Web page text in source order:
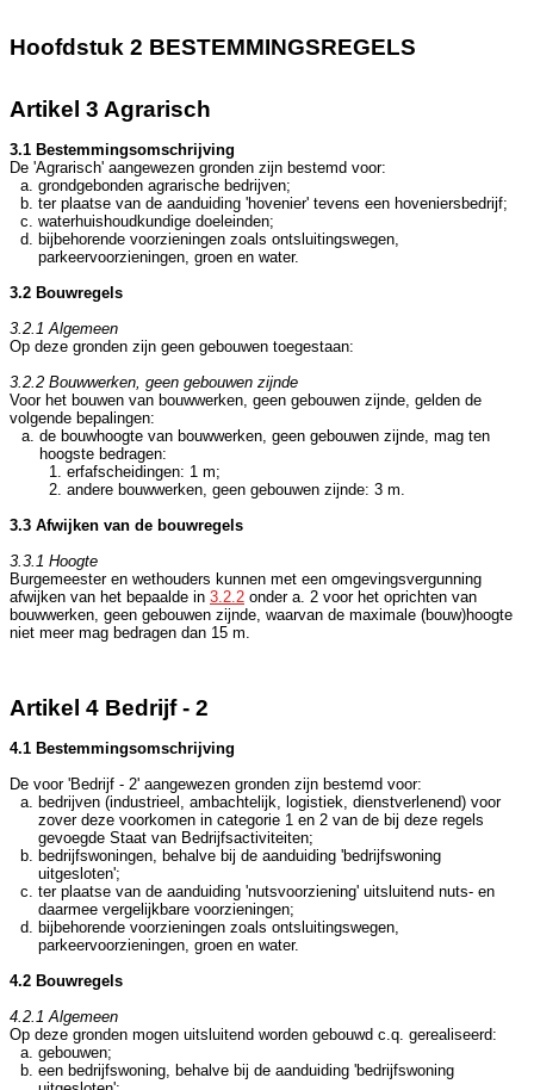
Hoofdstuk 2 BESTEMMINGSREGELS
Artikel 3 Agrarisch
3.1 Bestemmingsomschrijving
De 'Agrarisch' aangewezen gronden zijn bestemd voor:
grondgebonden agrarische bedrijven;
ter plaatse van de aanduiding 'hovenier' tevens een hoveniersbedrijf;
waterhuishoudkundige doeleinden;
bijbehorende voorzieningen zoals ontsluitingswegen,
parkeervoorzieningen, groen en water.
3.2 Bouwregels
3.2.1 Algemeen
Op deze gronden zijn geen gebouwen toegestaan:
3.2.2 Bouwwerken, geen gebouwen zijnde
Voor het bouwen van bouwwerken, geen gebouwen zijnde, gelden de
volgende bepalingen:
de bouwhoogte van bouwwerken, geen gebouwen zijnde, mag ten
hoogste bedragen:
erfafscheidingen: 1 m;
andere bouwwerken, geen gebouwen zijnde: 3 m.
3.3 Afwijken van de bouwregels
3.3.1 Hoogte
Burgemeester en wethouders kunnen met een omgevingsvergunning
afwijken van het bepaalde in 3.2.2 onder a. 2 voor het oprichten van
bouwwerken, geen gebouwen zijnde, waarvan de maximale (bouw)hoogte
niet meer mag bedragen dan 15 m.
Artikel 4 Bedrijf - 2
4.1 Bestemmingsomschrijving
De voor 'Bedrijf - 2' aangewezen gronden zijn bestemd voor:
bedrijven (industrieel, ambachtelijk, logistiek, dienstverlenend) voor
zover deze voorkomen in categorie 1 en 2 van de bij deze regels
gevoegde Staat van Bedrijfsactiviteiten;
bedrijfswoningen, behalve bij de aanduiding 'bedrijfswoning
uitgesloten';
ter plaatse van de aanduiding 'nutsvoorziening' uitsluitend nuts- en
daarmee vergelijkbare voorzieningen;
bijbehorende voorzieningen zoals ontsluitingswegen,
parkeervoorzieningen, groen en water.
4.2 Bouwregels
4.2.1 Algemeen
Op deze gronden mogen uitsluitend worden gebouwd c.q. gerealiseerd:
gebouwen;
een bedrijfswoning, behalve bij de aanduiding 'bedrijfswoning